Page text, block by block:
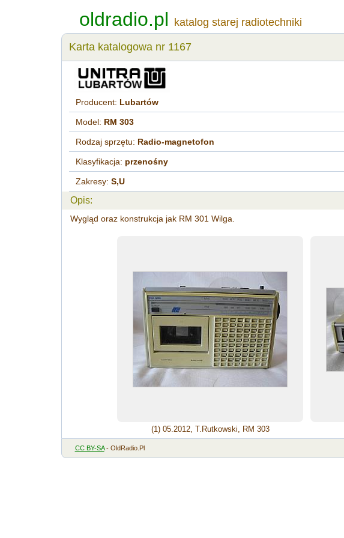
oldradio.pl katalog starej radiotechniki
Karta katalogowa nr 1167
Producent: Lubartów
Model: RM 303
Rodzaj sprzętu: Radio-magnetofon
Klasyfikacja: przenośny
Zakresy:S,U
Opis:
Wygląd oraz konstrukcja jak RM 301 Wilga.
(1) 05.2012, T.Rutkowski, RM 303
CC BY-SA- OldRadio.Pl